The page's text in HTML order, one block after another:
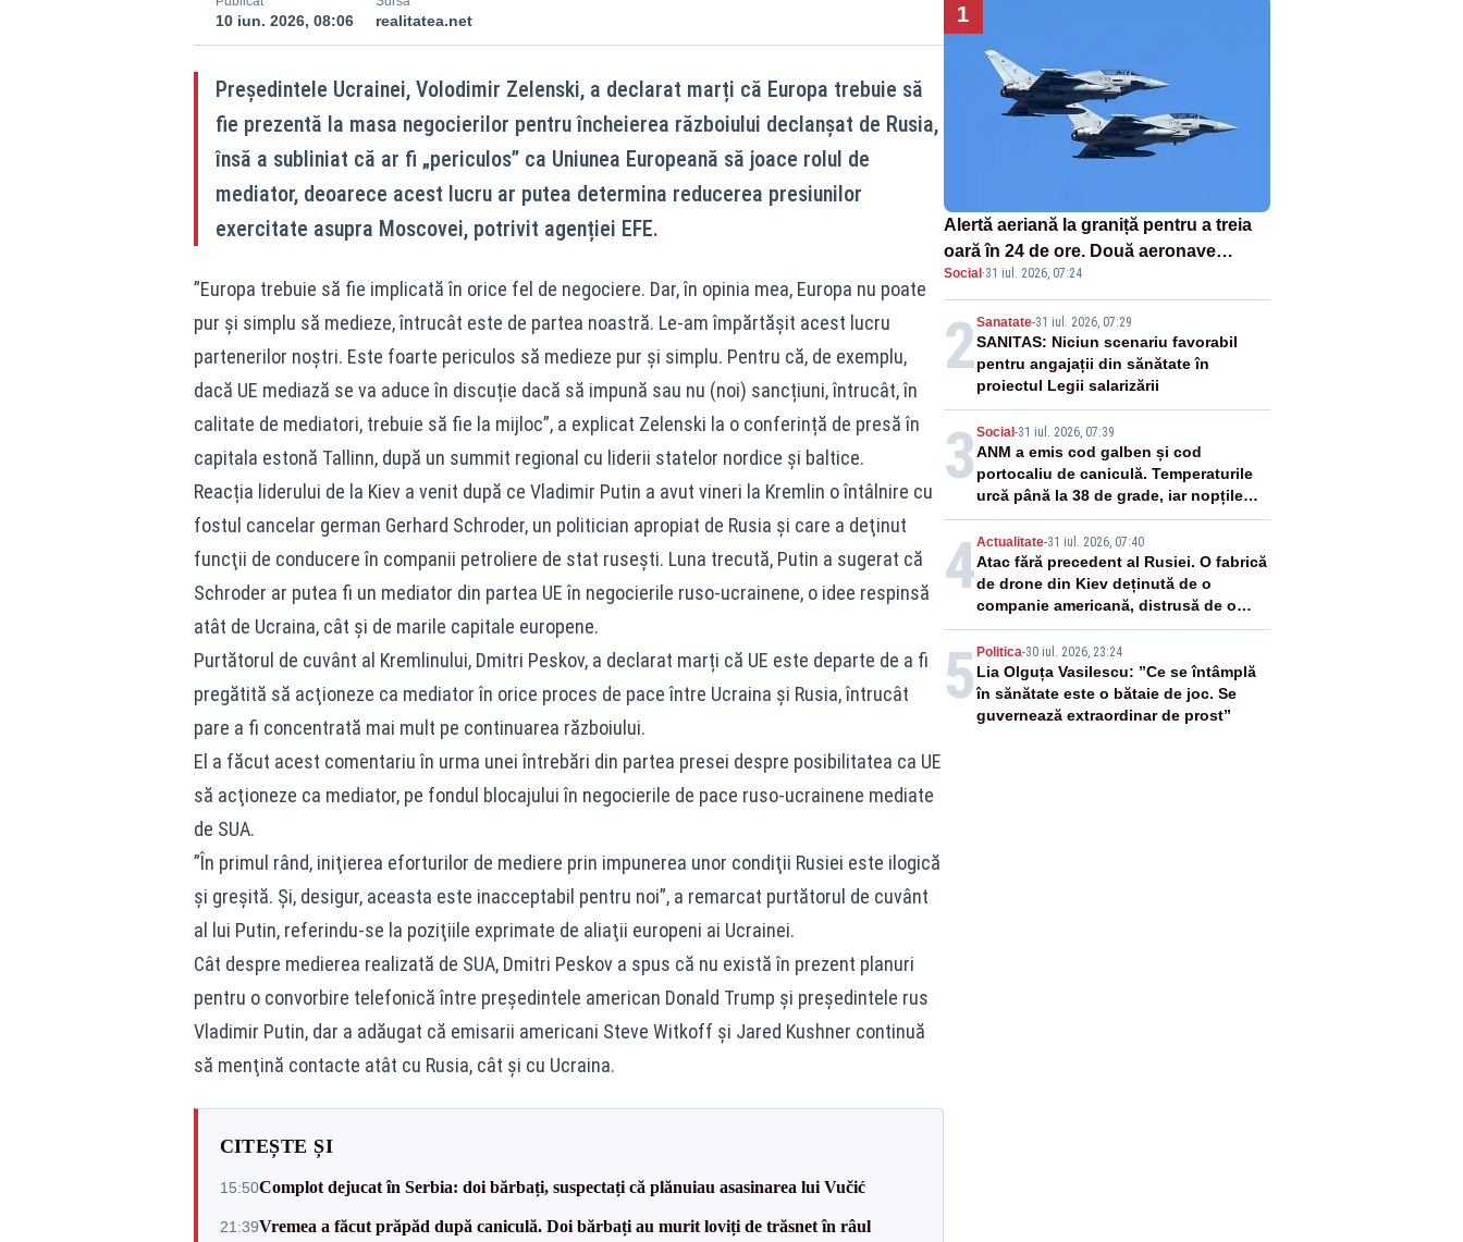
10 iun. 2026, 08:06 realitatea.net
Președintele Ucrainei, Volodimir Zelenski, a declarat marți că Europa trebuie să
fie prezentă la masa negocierilor pentru încheierea războiului declanșat de Rusia,
însă a subliniat că ar fi „periculos” ca Uniunea Europeană să joace rolul de
mediator, deoarece acest lucru ar putea determina reducerea presiunilor
exercitate asupra Moscovei, potrivit agenției EFE.
”Europa trebuie să fie implicată în orice fel de negociere. Dar, în opinia mea, Europa nu poate
pur și simplu să medieze, întrucât este de partea noastră. Le-am împărtășit acest lucru
partenerilor noștri. Este foarte periculos să medieze pur și simplu. Pentru că, de exemplu,
dacă UE mediază se va aduce în discuție dacă să impună sau nu (noi) sancțiuni, întrucât, în
calitate de mediatori, trebuie să fie la mijloc”, a explicat Zelenski la o conferință de presă în
capitala estonă Tallinn, după un summit regional cu liderii statelor nordice și baltice.
Reacția liderului de la Kiev a venit după ce Vladimir Putin a avut vineri la Kremlin o întâlnire cu
fostul cancelar german Gerhard Schroder, un politician apropiat de Rusia şi care a deţinut
funcţii de conducere în companii petroliere de stat ruseşti. Luna trecută, Putin a sugerat că
Schroder ar putea fi un mediator din partea UE în negocierile ruso-ucrainene, o idee respinsă
atât de Ucraina, cât şi de marile capitale europene.
Purtătorul de cuvânt al Kremlinului, Dmitri Peskov, a declarat marți că UE este departe de a fi
pregătită să acţioneze ca mediator în orice proces de pace între Ucraina şi Rusia, întrucât
pare a fi concentrată mai mult pe continuarea războiului.
El a făcut acest comentariu în urma unei întrebări din partea presei despre posibilitatea ca UE
să acţioneze ca mediator, pe fondul blocajului în negocierile de pace ruso-ucrainene mediate
de SUA.
”În primul rând, iniţierea eforturilor de mediere prin impunerea unor condiţii Rusiei este ilogică
şi greşită. Şi, desigur, aceasta este inacceptabil pentru noi”, a remarcat purtătorul de cuvânt
al lui Putin, referindu-se la poziţiile exprimate de aliaţii europeni ai Ucrainei.
Cât despre medierea realizată de SUA, Dmitri Peskov a spus că nu există în prezent planuri
pentru o convorbire telefonică între preşedintele american Donald Trump şi preşedintele rus
Vladimir Putin, dar a adăugat că emisarii americani Steve Witkoff şi Jared Kushner continuă
să menţină contacte atât cu Rusia, cât şi cu Ucraina.
CITEȘTE ȘI
15:50Complot dejucat în Serbia: doi bărbați, suspectați că plănuiau asasinarea lui Vučić
21:39Vremea a făcut prăpăd după caniculă. Doi bărbați au murit loviți de trăsnet în râul
1
Alertă aeriană la graniță pentru a treia
oară în 24 de ore. Două aeronave
Eurofighter britanice au fost ridicate de
la sol
Social ·31 iul. 2026, 07:24
2Sanatate-31 iul. 2026, 07:29
SANITAS: Niciun scenariu favorabil
pentru angajații din sănătate în
proiectul Legii salarizării
3 Social -31 iul. 2026, 07:39
ANM a emis cod galben și cod
portocaliu de caniculă. Temperaturile
urcă până la 38 de grade, iar nopțile
devin tropicale
4Actualitate-31 iul. 2026, 07:40
Atac fără precedent al Rusiei. O fabrică
de drone din Kiev deținută de o
companie americană, distrusă de o
rachetă rusească
5 Politica-30 iul. 2026, 23:24
Lia Olguța Vasilescu: ”Ce se întâmplă
în sănătate este o bătaie de joc. Se
guvernează extraordinar de prost”